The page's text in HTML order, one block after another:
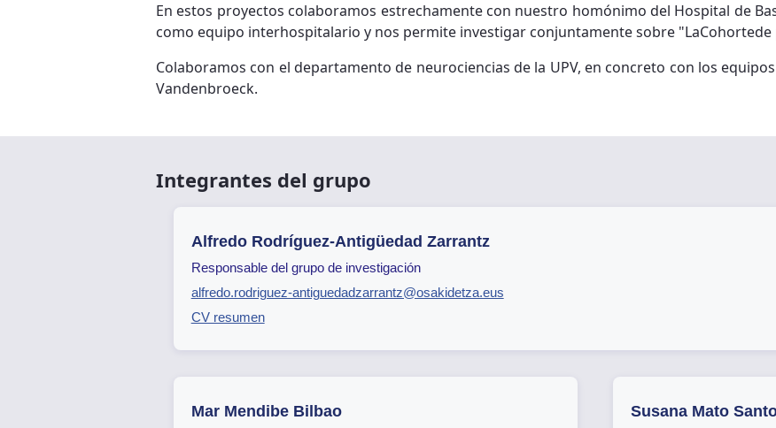
En estos proyectos colaboramos estrechamente con nuestro homónimo del Hospital de
como equipo interhospitalario y nos permite investigar conjuntamente sobre "LaCohortede
Colaboramos con el departamento de neurociencias de la UPV, en concreto con los
Vandenbroeck.
Integrantes del grupo
Alfredo Rodríguez-Antigüedad Zarrantz
Responsable del grupo de investigación
alfredo.rodriguez-antiguedadzarrantz@osakidetza.eus
CV resumen
Mar Mendibe Bilbao Susana Mato